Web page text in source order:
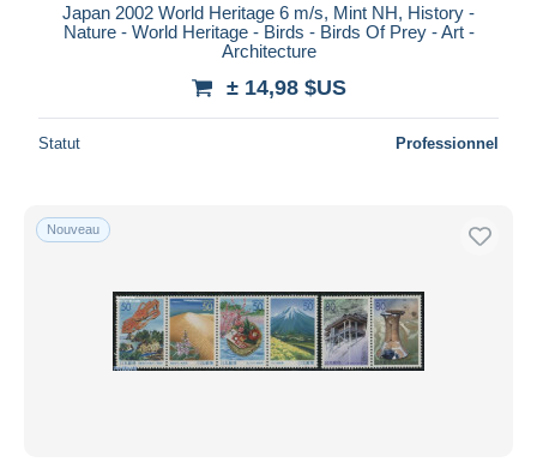
Japan 2002 World Heritage 6 m/s, Mint NH, History -
Nature - World Heritage - Birds - Birds Of Prey - Art -
Architecture
± 14,98 $US
Statut Professionnel
Nouveau